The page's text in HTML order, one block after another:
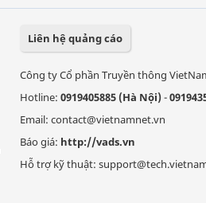
Liên hệ quảng cáo
Công ty Cổ phần Truyền thông
Hotline: 0919405885 (Hà Nội)-
Email: contact@vietnamnet.vn
Báo giá: http://vads.vn
Hỗ trợ kỹ thuật: